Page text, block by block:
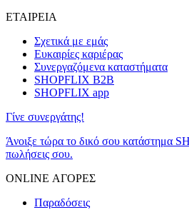
ΕΤΑΙΡΕΙΑ
Σχετικά με εμάς
Ευκαιρίες καριέρας
Συνεργαζόμενα καταστήματα
SHOPFLIX B2B
SHOPFLIX app
Γίνε συνεργάτης!
Άνοιξε τώρα το δικό σου κατάστημα
πωλήσεις σου.
ONLINE ΑΓΟΡΕΣ
Παραδόσεις